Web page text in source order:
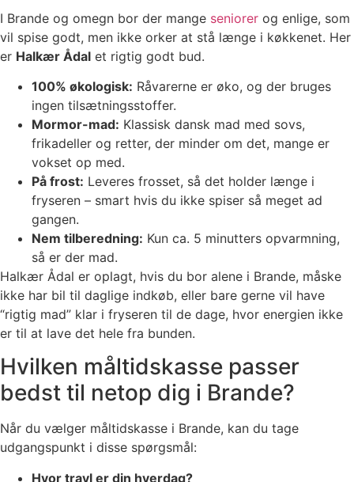
I Brande og omegn bor der mange seniorer og enlige, som
vil spise godt, men ikke orker at stå længe i køkkenet. Her
er Halkær Ådal et rigtig godt bud.
100% økologisk: Råvarerne er øko, og der bruges
ingen tilsætningsstoffer.
Mormor-mad: Klassisk dansk mad med sovs,
frikadeller og retter, der minder om det, mange er
vokset op med.
På frost: Leveres frosset, så det holder længe i
fryseren – smart hvis du ikke spiser så meget ad
gangen.
Nem tilberedning: Kun ca. 5 minutters opvarmning,
så er der mad.
Halkær Ådal er oplagt, hvis du bor alene i Brande, måske
ikke har bil til daglige indkøb, eller bare gerne vil have
“rigtig mad” klar i fryseren til de dage, hvor energien ikke
er til at lave det hele fra bunden.
Hvilken måltidskasse passer
bedst til netop dig i Brande?
Når du vælger måltidskasse i Brande, kan du tage
udgangspunkt i disse spørgsmål:
Hvor travl er din hverdag?